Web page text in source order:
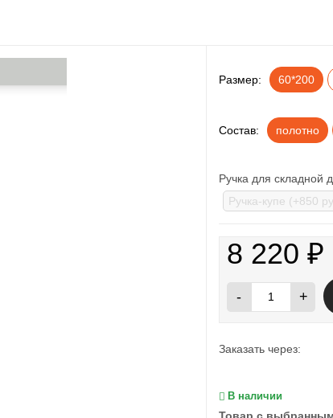
Размер: 60*200
Состав: полотно
Ручка для складной
8 220₽
- +
Заказать через:
В наличии